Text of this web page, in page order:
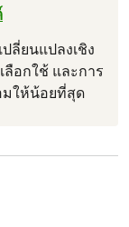
ลี่ยนแปลงเชิง
ลือกใช้ และการ
มให้น้อยที่สุด